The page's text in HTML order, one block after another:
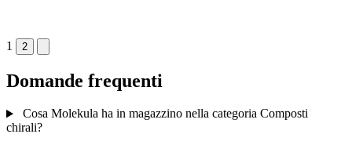
1 2
Domande frequenti
Cosa Molekula ha in magazzino nella categoria Composti
chirali?